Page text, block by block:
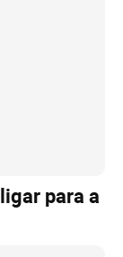
para a